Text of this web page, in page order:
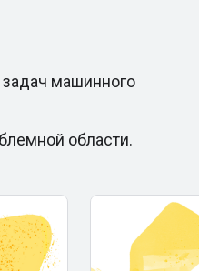
машинного
области.